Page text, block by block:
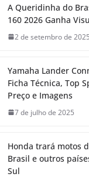
A Queridinha do
160 2026 Ganha
2 de setembro de 2025
Yamaha Lander
Ficha Técnica, Top
Preço e Imagens
7 de julho de 2025
Honda trará motos
Brasil e outros
Sul